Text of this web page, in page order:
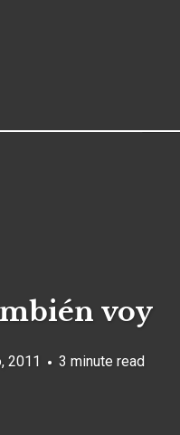
voy
2011 3 minute read